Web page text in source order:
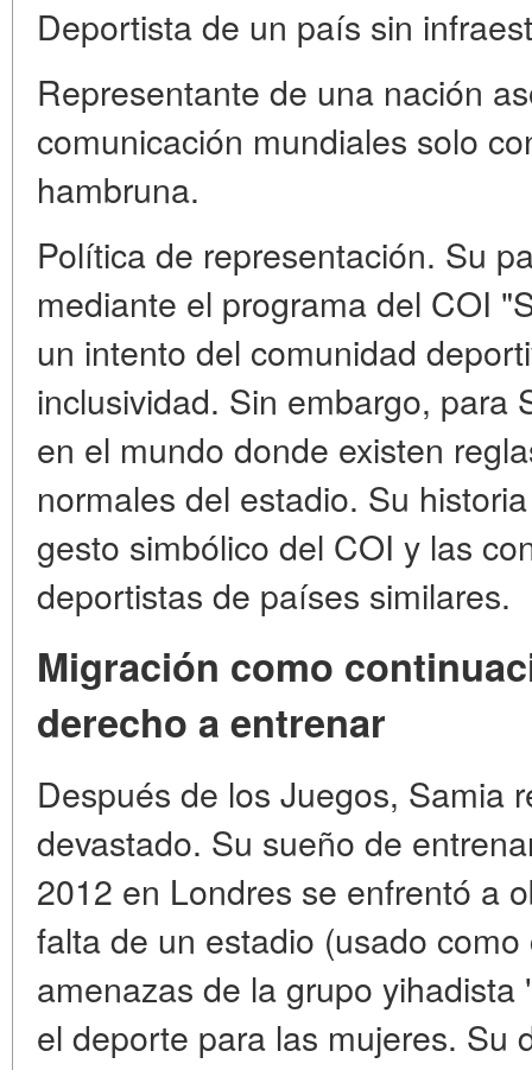
Deportista de un país sin
Representante de una nación
comunicación mundiales solo
hambruna.
Política de representación. Su
mediante el programa del COI
un intento del comunidad
inclusividad. Sin embargo, para
en el mundo donde existen
normales del estadio. Su
gesto simbólico del COI y las
deportistas de países similares.
Migración como
derecho a entrenar
Después de los Juegos, Samia
devastado. Su sueño de
2012 en Londres se enfrentó a
falta de un estadio (usado
amenazas de la grupo
el deporte para las mujeres. Su